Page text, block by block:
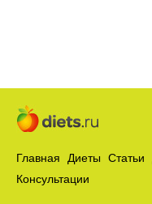
Главная Диеты Статьи
Консультации